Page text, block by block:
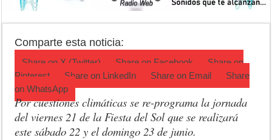
Jubilación en Argentina: qué requisitos exige ANSES para acceder al
Cédulas de identidad: residentes uruguayos avanzan con su
Comparte esta noticia:
Share on X (Twitter) Share on Facebook
Share on
Pinterest
Share on LinkedIn Share on Email
Share
onWhatsApp
Por cuestiones climáticas se re-programa la jornada
del viernes 21 de la Fiesta del Sol que se realizará
este sábado 22 y el domingo 23 de junio.